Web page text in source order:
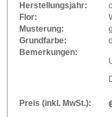
Herstellungsjahr:
Flor:
Musterung:
Grundfarbe:
Bemerkungen:
Preis (inkl. MwSt.):